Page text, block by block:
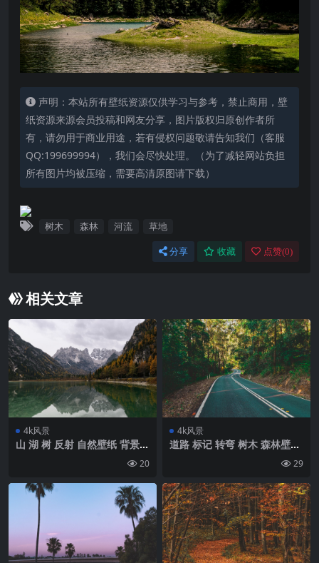
声明：本站所有壁纸资源仅供学习与参考，禁止商用，壁
纸资源来源会员投稿和网友分享，图片版权归原创作者所
有，请勿用于商业用途，若有侵权问题敬请告知我们（客服
QQ:199699994），我们会尽快处理。（为了减轻网站负担
所有图片均被压缩，需要高清原图请下载）
树木 森林 河流 草地
分享 收藏 点赞(0)
相关文章
4k风景
山 湖 树 反射 自然壁纸 背景4
20
4k风景
道路 标记 转弯 树木 森林壁纸
29